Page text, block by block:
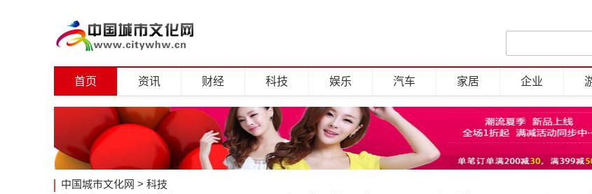
首页 资讯 财经 科技 娱乐 汽车 家居 企业
中国城市文化网 > 科技